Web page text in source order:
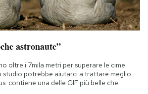
astronaute”
oltre i 7mila metri per superare le cime
studio potrebbe aiutarci a trattare meglio
contiene una delle GIF più belle che